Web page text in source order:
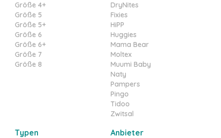
Größe 4+
Größe 5
Größe 5+
Größe 6
Größe 6+
Größe 7
Größe 8
DryNites
Fixies
HiPP
Huggies
Mama Bear
Moltex
Muumi Baby
Naty
Pampers
Pingo
Tidoo
Zwitsal
Typen Anbieter